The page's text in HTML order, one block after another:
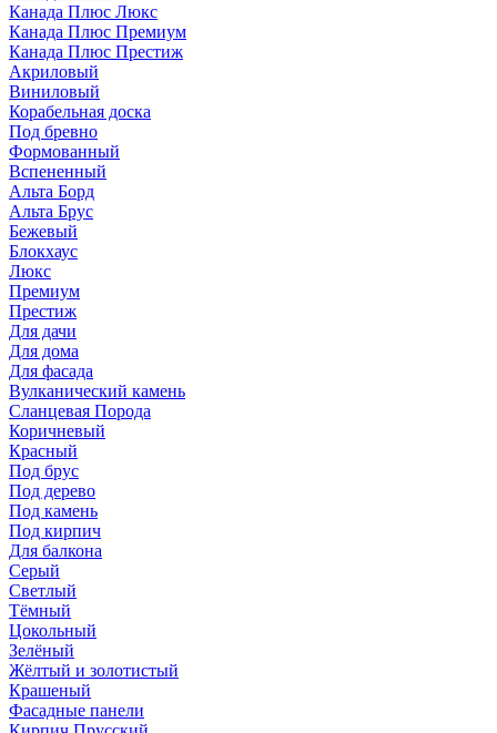
Канада Плюс Люкс
Канада Плюс Премиум
Канада Плюс Престиж
Акриловый
Виниловый
Корабельная доска
Под бревно
Формованный
Вспененный
Альта Борд
Альта Брус
Бежевый
Блокхаус
Люкс
Премиум
Престиж
Для дачи
Для дома
Для фасада
Вулканический камень
Сланцевая Порода
Коричневый
Красный
Под брус
Под дерево
Под камень
Под кирпич
Для балкона
Серый
Светлый
Тёмный
Цокольный
Зелёный
Жёлтый и золотистый
Крашеный
Фасадные панели